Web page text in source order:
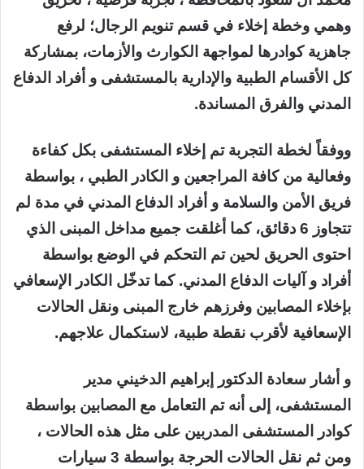
وهمي وخطة إخلاء في قسم تنويم الرجال؛ لرفع
جاهزية كوادرها لمواجهة الكوارث والأزمات، بمشاركة
كل الأقسام الطبية والإدارية بالمستشفى و أفراد الدفاع
المدني والفرق المساندة.
ووفقاً لخطة التجربة تم إخلاء المستشفى بكل كفاءة
وفعالية من كافة المراجعين و الكادر الطبي ، بواسطة
فريق الأمن والسلامة و أفراد الدفاع المدني في مدة لم
تتجاوز 6 دقائق، كما أغلقت جميع مداخل المبنى الذي
احتوى الحريق لحين تم التحكم في الوضع بواسطة
أفراد و آليات الدفاع المدني. كما تدخّل الكادر الإسعافي
بإخلاء المصابين وفرزهم خارج المبنى ونقل الحالات
الإسعافية لأقرب نقطة طبية، لاستكمال علاجهم.
و أشار سعادة الدكتور إبراهيم الدخيني مدير
المستشفى، إلى أنه تم التعامل مع المصابين بواسطة
كوادر المستشفى المدربين على مثل هذه الحالات ،
ومن ثم نقل الحالات الحرجة بواسطة 3 سيارات